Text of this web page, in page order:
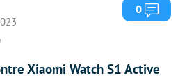
0
Xiaomi Watch S1 Active